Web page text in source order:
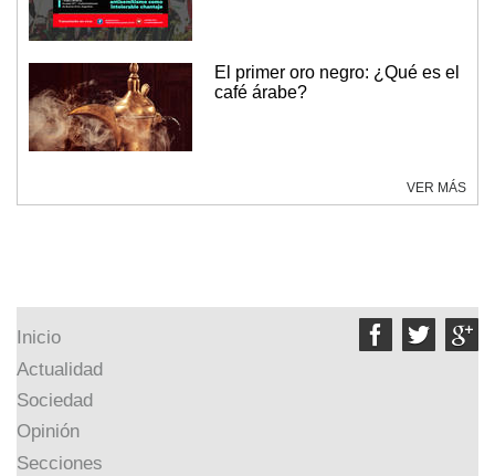
El primer oro negro: ¿Qué es el
café árabe?
VER MÁS
  
Inicio
Actualidad
Sociedad
Opinión
Secciones